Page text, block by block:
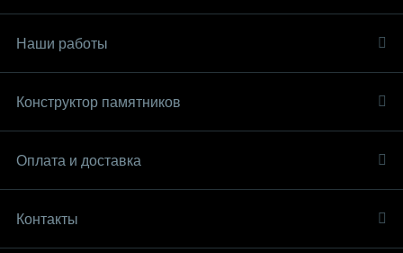
Наши работы
Конструктор памятников
Оплата и доставка
Контакты